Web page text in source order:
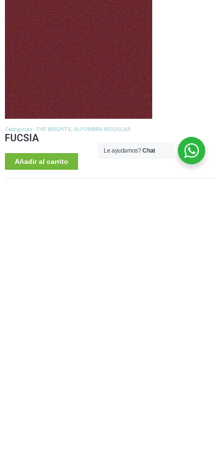
Categorias: THE BRIGHTS, ALFOMBRA MODULAR
FUCSIA
Añadir al carrito
Le ayudamos?Chat